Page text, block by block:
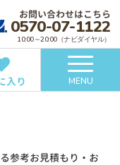
お問い合わせはこちら
0570-07-1122
10:00～20:00（ナビダイヤル）
入り MENU
参考お見積もり・お